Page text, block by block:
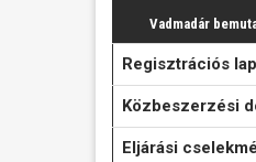
Vadmadár
Regisztrációs
Közbeszerzési
Eljárási